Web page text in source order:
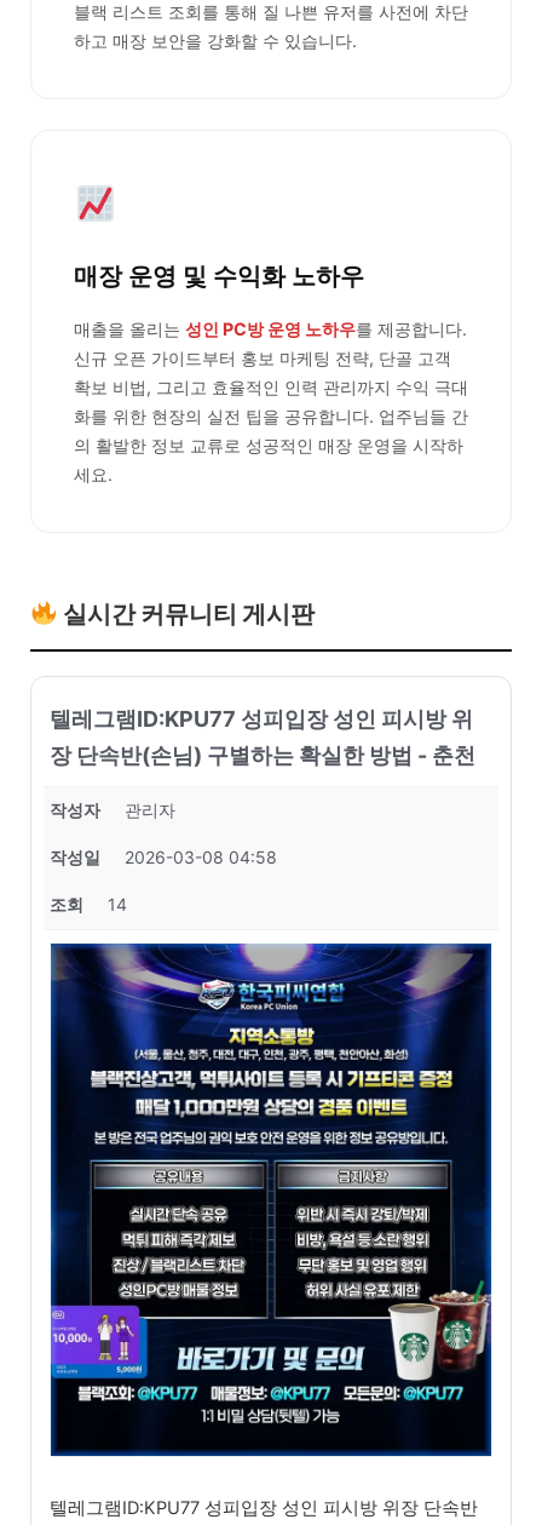
블랙 리스트 조회를 통해 질 나쁜 유저를 사전에 차단
하고 매장 보안을 강화할 수 있습니다.
매장 운영 및 수익화 노하우
매출을 올리는 성인 PC방 운영 노하우를 제공합니다.
신규 오픈 가이드부터 홍보 마케팅 전략, 단골 고객
확보 비법, 그리고 효율적인 인력 관리까지 수익 극대
화를 위한 현장의 실전 팁을 공유합니다. 업주님들 간
의 활발한 정보 교류로 성공적인 매장 운영을 시작하
세요.
실시간 커뮤니티 게시판
텔레그램ID:KPU77 성피입장 성인 피시방 위
장 단속반(손님) 구별하는 확실한 방법 - 춘천
작성자 관리자
작성일 2026-03-08 04:58
조회 14
텔레그램ID:KPU77 성피입장 성인 피시방 위장 단속반